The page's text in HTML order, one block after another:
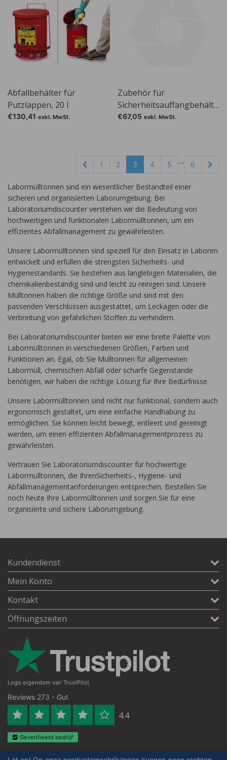
Abfallbehälter für
Putzlappen, 20 l
€130,41 exkl. MwSt.
Zubehör für
Sicherheitsauffangbehälter
10 l, Auslauf 2"
€67,05 exkl. MwSt.
1 2 3 4 5 ... 6
Labormülltonnen sind ein wesentlicher Bestandteil einer
sicheren und organisierten Laborumgebung. Bei
Laboratoriumdiscounter verstehen wir die Bedeutung von
hochwertigen und funktionalen Labormülltonnen, um ein
effizientes Abfallmanagement zu gewährleisten.
Unsere Labormülltonnen sind speziell für den Einsatz in Laboren
entwickelt und erfüllen die strengsten Sicherheits- und
Hygienestandards. Sie bestehen aus langlebigen Materialien, die
chemikalienbeständig sind und leicht zu reinigen sind. Unsere
Mülltonnen haben die richtige Größe und sind mit den
passenden Verschlüssen ausgestattet, um Leckagen oder die
Verbreitung von gefährlichen Stoffen zu verhindern.
Bei Laboratoriumdiscounter bieten wir eine breite Palette von
Labormülltonnen in verschiedenen Größen, Farben und
Funktionen an. Egal, ob Sie Mülltonnen für allgemeinen
Labormüll, chemischen Abfall oder scharfe Gegenstände
benötigen, wir haben die richtige Lösung für Ihre Bedürfnisse.
Unsere Labormülltonnen sind nicht nur funktional, sondern auch
ergonomisch gestaltet, um eine einfache Handhabung zu
ermöglichen. Sie können leicht bewegt, entleert und gereinigt
werden, um einen effizienten Abfallmanagementprozess zu
gewährleisten.
Vertrauen Sie Laboratoriumdiscounter für hochwertige
Labormülltonnen, die IhrenSicherheits-, Hygiene- und
Abfallmanagementanforderungen entsprechen. Bestellen Sie
noch heute Ihre Labormülltonnen und sorgen Sie für eine
organisierte und sichere Laborumgebung.
Kundendienst
Mein Konto
Kontakt
Öffnungszeiten
Logo eigendom van TrustPilot
Reviews 273 - Gut
4.4
Geverifieerd bedrijf